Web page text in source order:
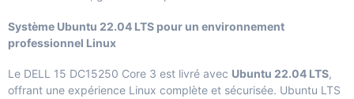
Système Ubuntu 22.04 LTS pour un environnement
professionnel Linux
Le DELL 15 DC15250 Core 3 est livré avec Ubuntu 22.04 LTS,
offrant une expérience Linux complète et sécurisée. Ubuntu LTS